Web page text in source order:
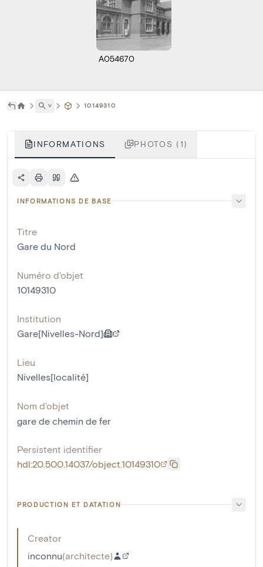
A054670
˅ 10149310
INFORMATIONS PHOTOS (1)
INFORMATIONS DE BASE
Titre
Gare du Nord
Numéro d'objet
10149310
Institution
Gare[Nivelles-Nord]
Lieu
Nivelles[localité]
Nom d'objet
gare de chemin de fer
Persistent identifier
hdl:20.500.14037/object.10149310
PRODUCTION ET DATATION
Creator
inconnu(architecte)